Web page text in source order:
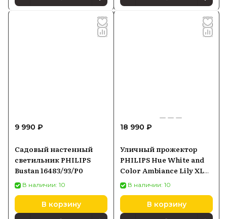
9 990 ₽
Садовый настенный
светильник PHILIPS
Bustan 16483/93/P0
В наличии: 10
В корзину
18 990 ₽
Уличный прожектор
PHILIPS Hue White and
Color Ambiance Lily XL
черный 1746230P7
В наличии: 10
В корзину